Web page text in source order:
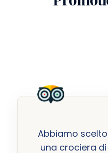
Abbiamo
una crociera